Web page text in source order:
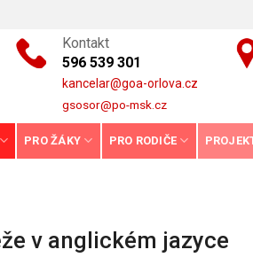
Kontakt
596 539 301
kancelar@goa-orlova.cz
gsosor@po-msk.cz
PRO ŽÁKY PRO RODIČE
v anglickém jazyce